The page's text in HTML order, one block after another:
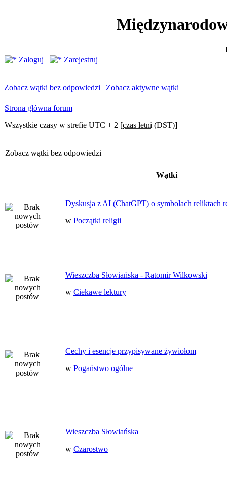
Zaloguj
Zarejestruj
Zobacz wątki bez odpowiedzi | Zobacz aktywne wątki
Strona główna forum
Wszystkie czasy w strefie UTC + 2 [czas letni (DST)]
Zobacz wątki bez odpowiedzi
Wątki
Dyskusja z AI (ChatGPT) o symbolach reliktach
w Początki religii
Wieszczba Słowiańska - Ratomir Wilkowski
w Ciekawe lektury
Cechy i esencje przypisywane żywiołom
w Pogaństwo ogólne
Wieszczba Słowiańska
w Czarostwo